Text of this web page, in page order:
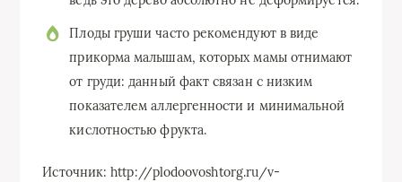
Плоды груши часто рекомендуют в виде
прикорма малышам, которых мамы отнимают
от груди: данный факт связан с низким
показателем аллергенности и минимальной
кислотностью фрукта.
Источник: http://plodoovoshtorg.ru/v-